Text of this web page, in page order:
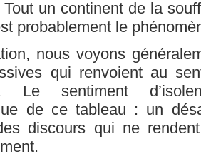
un continent de la
probablement le
nous voyons
qui renvoient au
Le sentiment
de ce tableau : un
discours qui ne